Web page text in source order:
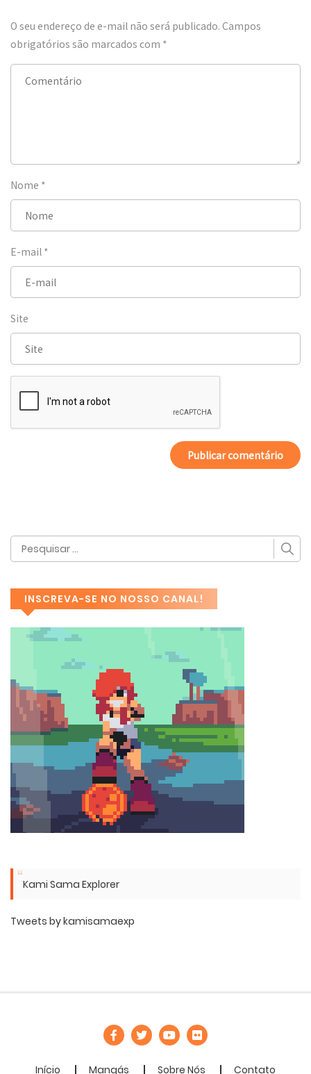
O seu endereço de e-mail não será publicado. Campos
obrigatórios são marcados com *
Nome *
E-mail *
Site
INSCREVA-SE NO NOSSO CANAL!
Kami Sama Explorer
Tweets by kamisamaexp
Início Mangás Sobre Nós Contato